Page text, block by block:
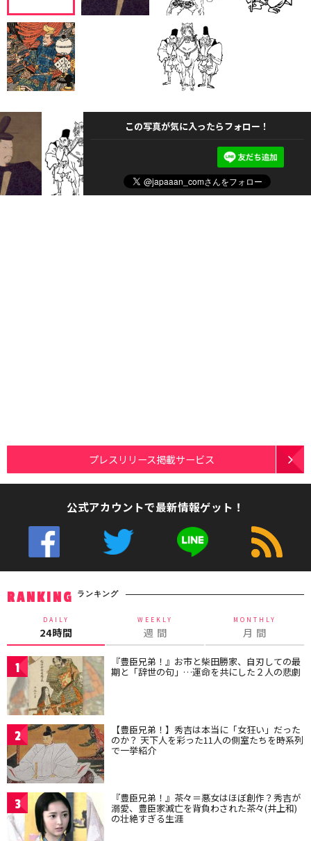
この写真が気に入ったらフォロー！
プレスリリース掲載サービス
公式アカウントで最新情報ゲット！
RANKING ランキング
DAILY
24時間
WEEKLY
週 間
MONTHLY
月 間
1 『豊臣兄弟！』お市と柴田勝家、自刃しての最
期と「辞世の句」…運命を共にした２人の悲劇
2 【豊臣兄弟！】秀吉は本当に「女狂い」だった
のか？ 天下人を彩った11人の側室たちを時系列
で一挙紹介
3 『豊臣兄弟！』茶々＝悪女はほぼ創作？秀吉が
溺愛、豊臣家滅亡を背負わされた茶々(井上和)
の壮絶すぎる生涯